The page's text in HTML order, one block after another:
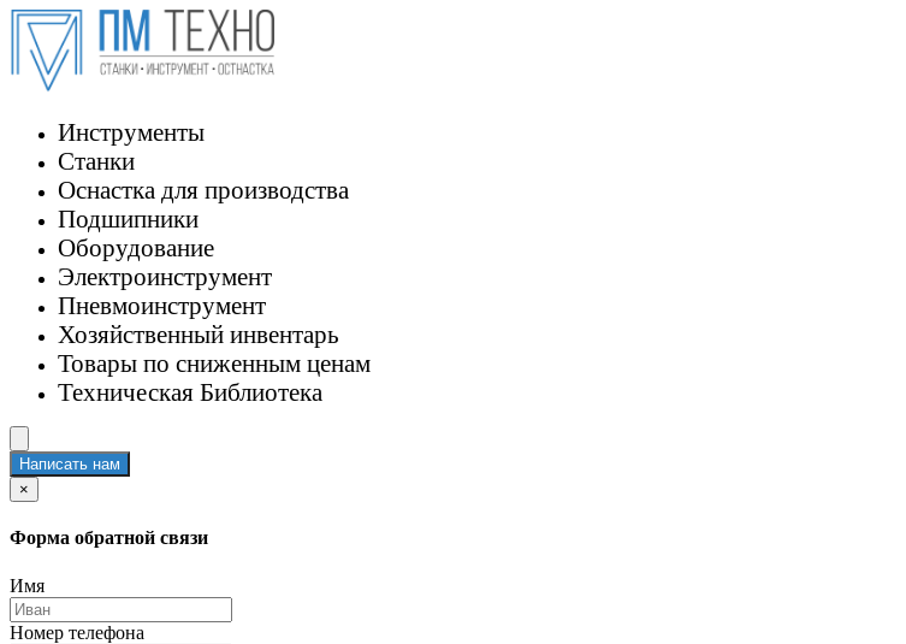
Инструменты
Станки
Оснастка для производства
Подшипники
Оборудование
Электроинструмент
Пневмоинструмент
Хозяйственный инвентарь
Товары по сниженным ценам
Техническая Библиотека
Написать нам
×
Форма обратной связи
Имя
Номер телефона